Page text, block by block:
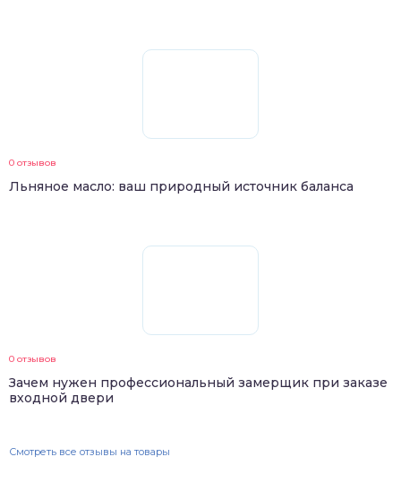
0 отзывов
Льняное масло: ваш природный источник баланса
0 отзывов
Зачем нужен профессиональный замерщик при заказе
входной двери
Смотреть все отзывы на товары